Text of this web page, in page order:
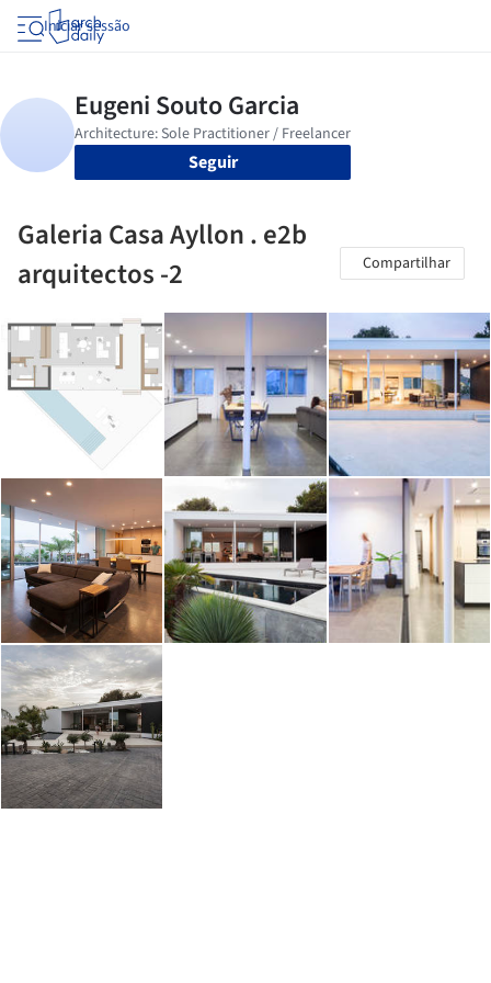
Iniciar sessão
Seguir
Galeria Casa Ayllon . e2b
arquitectos -2
Compartilhar